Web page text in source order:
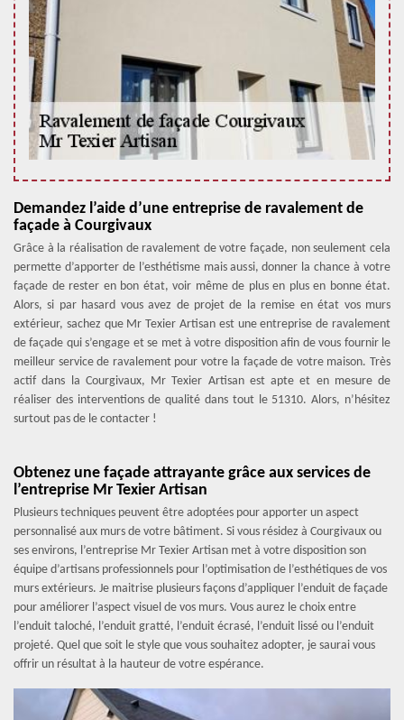
Demandez l’aide d’une entreprise de ravalement de
façade à Courgivaux
Grâce à la réalisation de ravalement de votre façade, non seulement cela
permette d’apporter de l’esthétisme mais aussi, donner la chance à votre
façade de rester en bon état, voir même de plus en plus en bonne état.
Alors, si par hasard vous avez de projet de la remise en état vos murs
extérieur, sachez que Mr Texier Artisan est une entreprise de ravalement
de façade qui s’engage et se met à votre disposition afin de vous fournir le
meilleur service de ravalement pour votre la façade de votre maison. Très
actif dans la Courgivaux, Mr Texier Artisan est apte et en mesure de
réaliser des interventions de qualité dans tout le 51310. Alors, n’hésitez
surtout pas de le contacter !
Obtenez une façade attrayante grâce aux services de
l’entreprise Mr Texier Artisan
Plusieurs techniques peuvent être adoptées pour apporter un aspect
personnalisé aux murs de votre bâtiment. Si vous résidez à Courgivaux ou
ses environs, l’entreprise Mr Texier Artisan met à votre disposition son
équipe d’artisans professionnels pour l’optimisation de l’esthétiques de vos
murs extérieurs. Je maitrise plusieurs façons d’appliquer l’enduit de façade
pour améliorer l’aspect visuel de vos murs. Vous aurez le choix entre
l’enduit taloché, l’enduit gratté, l’enduit écrasé, l’enduit lissé ou l’enduit
projeté. Quel que soit le style que vous souhaitez adopter, je saurai vous
offrir un résultat à la hauteur de votre espérance.